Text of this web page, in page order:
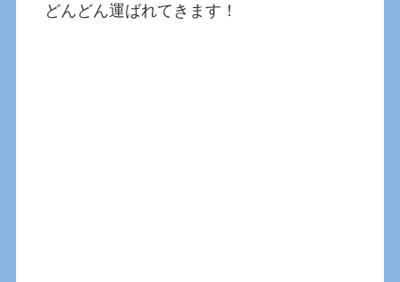
どんどん運ばれてきます！